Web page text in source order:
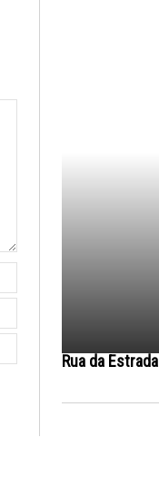
Rua da Estrada